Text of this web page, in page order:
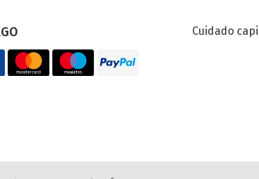
Cuidado